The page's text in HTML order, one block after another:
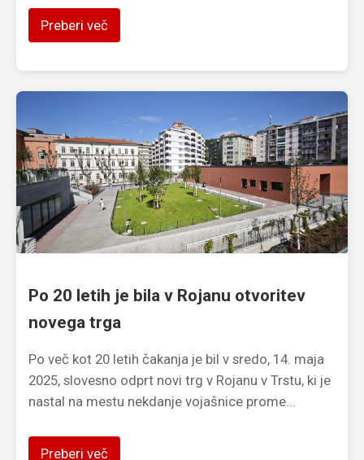
Preberi več
Po 20 letih je bila v Rojanu otvoritev
novega trga
Po več kot 20 letih čakanja je bil v sredo, 14. maja
2025, slovesno odprt novi trg v Rojanu v Trstu, ki je
nastal na mestu nekdanje vojašnice prome...
Preberi več